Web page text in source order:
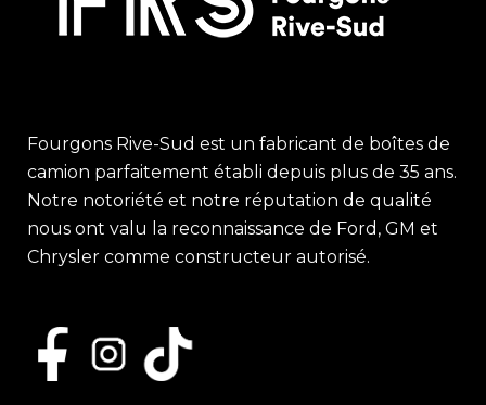
Fourgons Rive-Sud est un fabricant de boîtes de
camion parfaitement établi depuis plus de 35 ans.
Notre notoriété et notre réputation de qualité
nous ont valu la reconnaissance de Ford, GM et
Chrysler comme constructeur autorisé.